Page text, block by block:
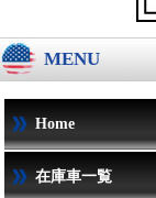
MENU
Home
在庫車一覧